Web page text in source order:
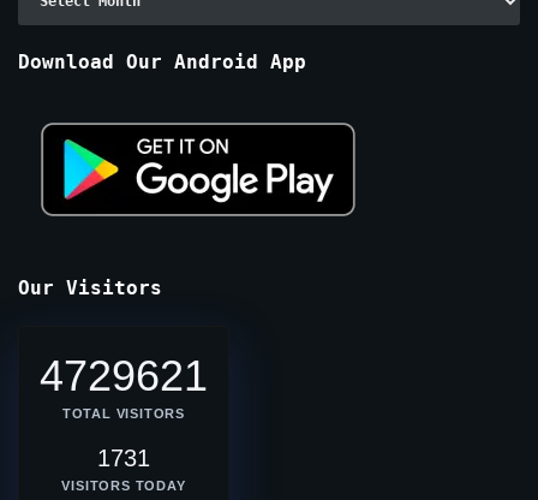
Download Our Android App
Our Visitors
4729621
TOTAL VISITORS
1731
VISITORS TODAY